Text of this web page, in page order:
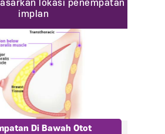
lokasi penempatan
implan
Di Bawah Otot